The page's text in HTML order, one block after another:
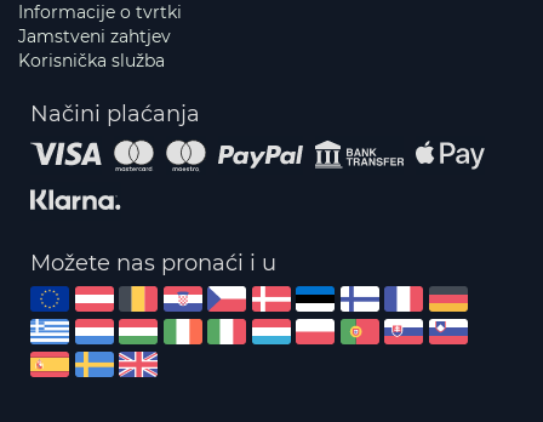
Informacije o tvrtki
Jamstveni zahtjev
Korisnička služba
Načini plaćanja
Možete nas pronaći i u